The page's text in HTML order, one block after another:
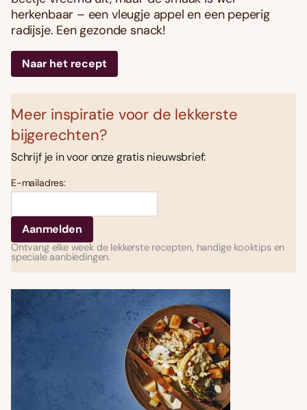
herkenbaar – een vleugje appel en een peperig
radijsje. Een gezonde snack!
Naar het recept
Meer inspiratie voor de lekkerste
bijgerechten?
Schrijf je in voor onze gratis nieuwsbrief:
E-mailadres:
Ontvang elke week de lekkerste recepten, handige kooktips en
speciale aanbiedingen.